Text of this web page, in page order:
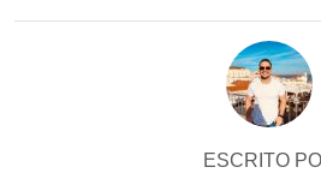
ESCRITO